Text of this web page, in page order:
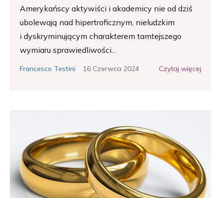
Amerykańscy aktywiści i akademicy nie od dziś
ubolewają nad hipertroficznym, nieludzkim
i dyskryminującym charakterem tamtejszego
wymiaru sprawiedliwości...
Francesco Testini 16 Czerwca 2024 Czytaj więcej